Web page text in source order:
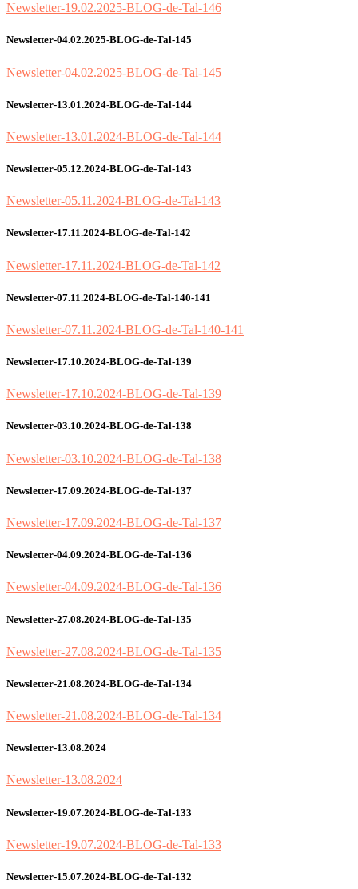
Newsletter-19.02.2025-BLOG-de-Tal-146
Newsletter-04.02.2025-BLOG-de-Tal-145
Newsletter-04.02.2025-BLOG-de-Tal-145
Newsletter-13.01.2024-BLOG-de-Tal-144
Newsletter-13.01.2024-BLOG-de-Tal-144
Newsletter-05.12.2024-BLOG-de-Tal-143
Newsletter-05.11.2024-BLOG-de-Tal-143
Newsletter-17.11.2024-BLOG-de-Tal-142
Newsletter-17.11.2024-BLOG-de-Tal-142
Newsletter-07.11.2024-BLOG-de-Tal-140-141
Newsletter-07.11.2024-BLOG-de-Tal-140-141
Newsletter-17.10.2024-BLOG-de-Tal-139
Newsletter-17.10.2024-BLOG-de-Tal-139
Newsletter-03.10.2024-BLOG-de-Tal-138
Newsletter-03.10.2024-BLOG-de-Tal-138
Newsletter-17.09.2024-BLOG-de-Tal-137
Newsletter-17.09.2024-BLOG-de-Tal-137
Newsletter-04.09.2024-BLOG-de-Tal-136
Newsletter-04.09.2024-BLOG-de-Tal-136
Newsletter-27.08.2024-BLOG-de-Tal-135
Newsletter-27.08.2024-BLOG-de-Tal-135
Newsletter-21.08.2024-BLOG-de-Tal-134
Newsletter-21.08.2024-BLOG-de-Tal-134
Newsletter-13.08.2024
Newsletter-13.08.2024
Newsletter-19.07.2024-BLOG-de-Tal-133
Newsletter-19.07.2024-BLOG-de-Tal-133
Newsletter-15.07.2024-BLOG-de-Tal-132